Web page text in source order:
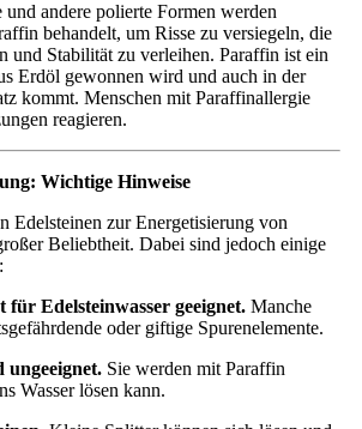
andere polierte Formen werden
behandelt, um Risse zu versiegeln, die
und Stabilität zu verleihen. Paraffin ist ein
Erdöl gewonnen wird und auch in der
kommt. Menschen mit Paraffinallergie
reagieren.
Wichtige Hinweise
Edelsteinen zur Energetisierung von
Beliebtheit. Dabei sind jedoch einige
für Edelsteinwasser geeignet. Manche
oder giftige Spurenelemente.
ungeeignet. Sie werden mit Paraffin
Wasser lösen kann.